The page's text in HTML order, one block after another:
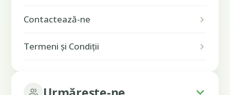
Contactează-ne
Termeni și Condiții